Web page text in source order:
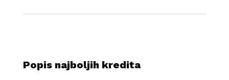
Popis najboljih kredita